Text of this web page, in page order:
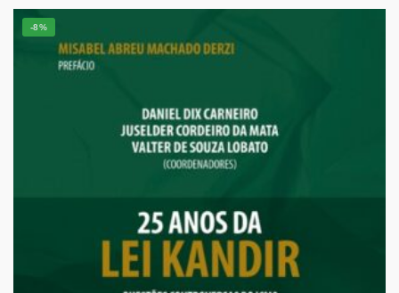
era:
R$203,56.
é:
-8%